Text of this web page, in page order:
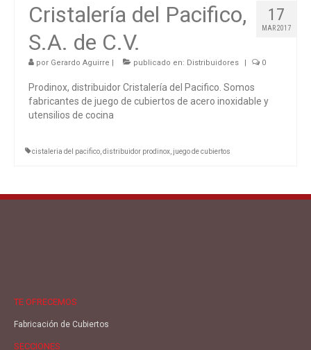
17
MAR 2017
Cristalería del Pacifico,
S.A. de C.V.
por Gerardo Aguirre | publicado en: Distribuidores | 0
Prodinox, distribuidor Cristalería del Pacifico. Somos
fabricantes de juego de cubiertos de acero inoxidable y
utensilios de cocina
cistaleria del pacifico distribuidor prodinox juego de cubiertos
TE OFRECEMOS
Fabricación de Cubiertos
SECCIONES